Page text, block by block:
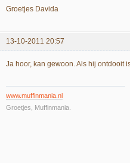
Groetjes Davida
13-10-2011 20:57
Ja hoor, kan gewoon. Als hij ontdooit
www.muffinmania.nl
Groetjes, Muffinmania.